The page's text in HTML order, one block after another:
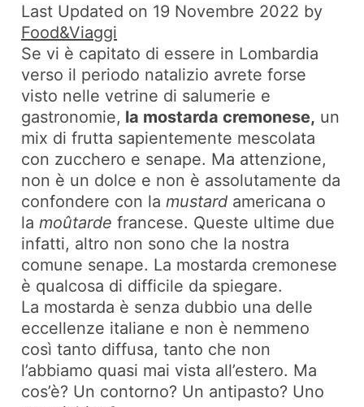
Last Updated on 19 Novembre 2022 by
Food&Viaggi
Se vi è capitato di essere in Lombardia
verso il periodo natalizio avrete forse
visto nelle vetrine di salumerie e
gastronomie, la mostarda cremonese, un
mix di frutta sapientemente mescolata
con zucchero e senape. Ma attenzione,
non è un dolce e non è assolutamente da
confondere con lamustard americana o
lamoûtarde francese. Queste ultime due
infatti, altro non sono che la nostra
comune senape. La mostarda cremonese
è qualcosa di difficile da spiegare.
La mostarda è senza dubbio una delle
eccellenze italiane e non è nemmeno
così tanto diffusa, tanto che non
l’abbiamo quasi mai vista all’estero. Ma
cos’è? Un contorno? Un antipasto? Uno